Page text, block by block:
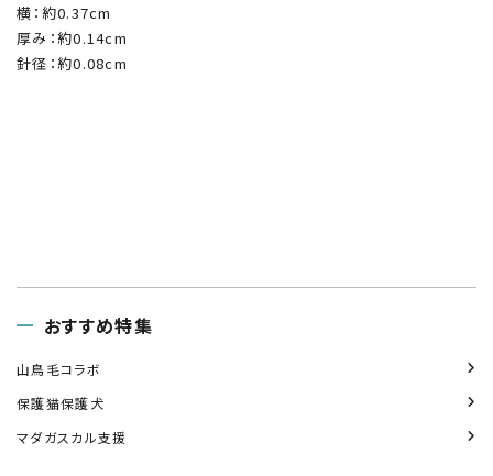
おすすめ特集
山鳥毛コラボ
保護猫保護犬
マダガスカル支援
横：約0.37cm
厚み：約0.14cm
針径：約0.08cm